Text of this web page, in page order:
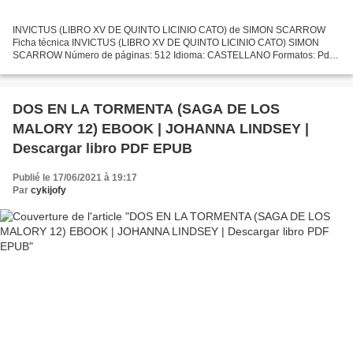
INVICTUS (LIBRO XV DE QUINTO LICINIO CATO) de SIMON SCARROW
Ficha técnica INVICTUS (LIBRO XV DE QUINTO LICINIO CATO) SIMON
SCARROW Número de páginas: 512 Idioma: CASTELLANO Formatos: Pdf,
edición:...
DOS EN LA TORMENTA (SAGA DE LOS
MALORY 12) EBOOK | JOHANNA LINDSEY |
Descargar libro PDF EPUB
Publié le 17/06/2021 à 19:17
Par cykijofy